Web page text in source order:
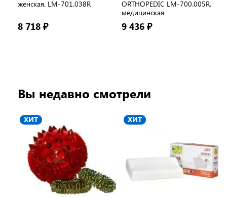
женская, LM-701.038R
8 718 ₽
ORTHOPEDIC LM-700.005R,
медицинская
9 436 ₽
Вы недавно смотрели
ХИТ ХИТ